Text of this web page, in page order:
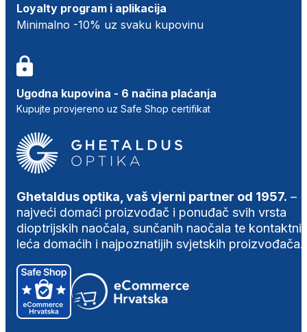
Loyalty program i aplikacija
Minimalno -10% uz svaku kupovinu
Ugodna kupovina - 6 načina plaćanja
Kupujte provjereno uz Safe Shop certifikat
Ghetaldus optika, vaš vjerni partner od 1957. –
najveći domaći proizvođač i ponuđač svih vrsta
dioptrijskih naočala, sunčanih naočala te
leća domaćih i najpoznatijih svjetskih proizvođača.